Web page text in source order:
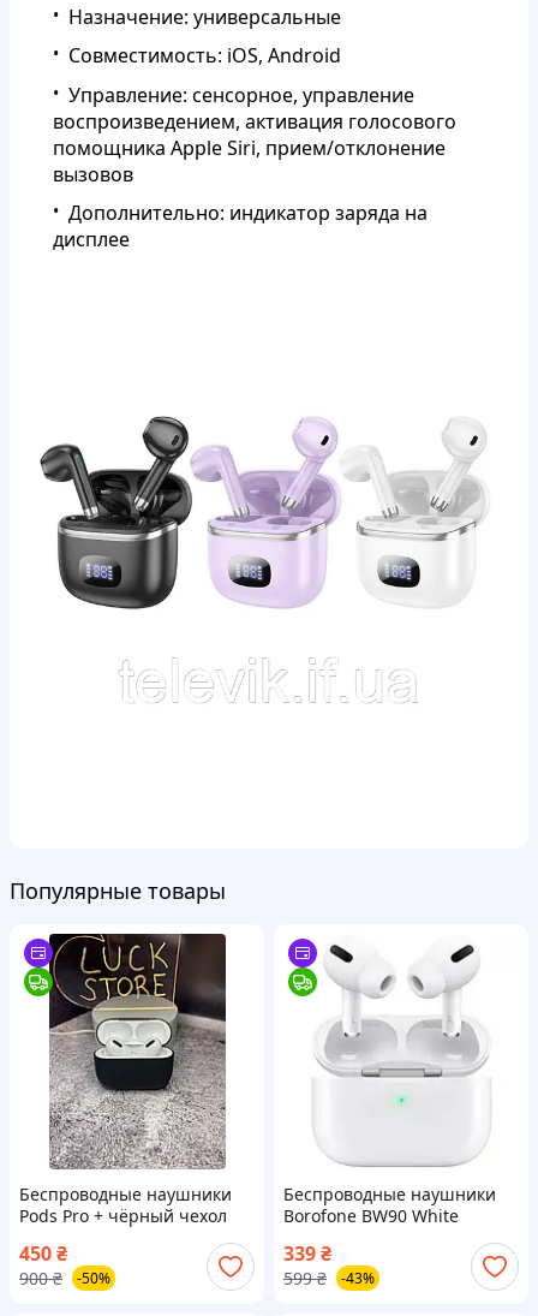
Назначение: универсальные
Совместимость: iOS, Android
Управление: сенсорное, управление
воспроизведением, активация голосового
помощника Apple Siri, прием/отклонение
вызовов
Дополнительно: индикатор заряда на
дисплее
Популярные товары
Беспроводные наушники
Pods Pro + чёрный чехол
450₴
900 ₴ -50%
Беспроводные наушники
Borofone BW90 White
339₴
599 ₴ -43%